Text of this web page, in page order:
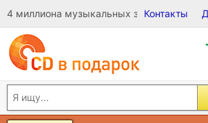
4 миллиона музыкальных записей на
Контакты